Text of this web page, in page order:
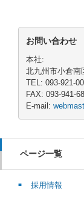
お問い合わせ
本社:
北九州市小倉南
TEL: 093-921-
FAX: 093-941-
E-mail:
ページ一覧
採用情報